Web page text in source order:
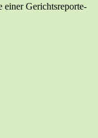
einer Gerichts­re­por­te­